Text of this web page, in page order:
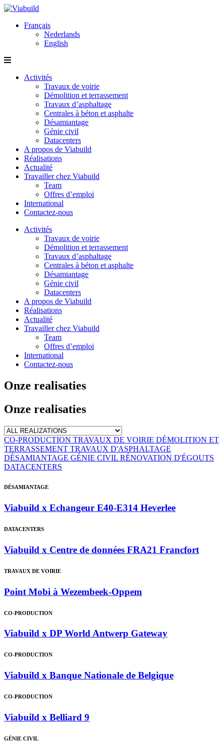
Français
Nederlands
English
Activités
Travaux de voirie
Démolition et terrassement
Travaux d’asphaltage
Centrales à béton et asphalte
Désamiantage
Génie civil
Datacenters
A propos de Viabuild
Réalisations
Actualité
Travailler chez Viabuild
Team
Offres d’emploi
International
Contactez-nous
Activités
Travaux de voirie
Démolition et terrassement
Travaux d’asphaltage
Centrales à béton et asphalte
Désamiantage
Génie civil
Datacenters
A propos de Viabuild
Réalisations
Actualité
Travailler chez Viabuild
Team
Offres d’emploi
International
Contactez-nous
Onze realisaties
Onze realisaties
CO-PRODUCTION TRAVAUX DE VOIRIE DÉMOLITION ET
TERRASSEMENT TRAVAUX D'ASPHALTAGE
DÉSAMIANTAGE GÉNIE CIVIL RÉNOVATION D'ÉGOUTS
DATACENTERS
DÉSAMIANTAGE
Viabuild x Echangeur E40-E314 Heverlee
DATACENTERS
Viabuild x Centre de données FRA21 Francfort
TRAVAUX DE VOIRIE
Point Mobi à Wezembeek-Oppem
CO-PRODUCTION
Viabuild x DP World Antwerp Gateway
CO-PRODUCTION
Viabuild x Banque Nationale de Belgique
CO-PRODUCTION
Viabuild x Belliard 9
GÉNIE CIVIL